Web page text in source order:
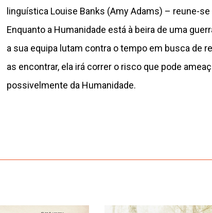
linguística Louise Banks (Amy Adams) – reune-
Enquanto a Humanidade está à beira de uma
a sua equipa lutam contra o tempo em busca de
as encontrar, ela irá correr o risco que pode
possivelmente da Humanidade.